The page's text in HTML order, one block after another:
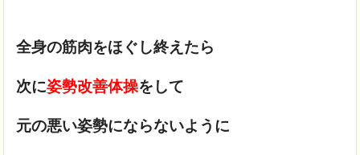
全身の筋肉をほぐし終えたら
次に姿勢改善体操をして
元の悪い姿勢にならないように